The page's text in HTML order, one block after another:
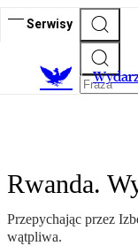
Serwisy
Rwanda.
Przepychając przez
wątpliwa.